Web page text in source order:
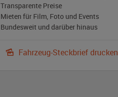
Transparente Preise
Mieten für Film, Foto und Events
Bundesweit und darüber hinaus
Fahrzeug-Steckbrief drucken